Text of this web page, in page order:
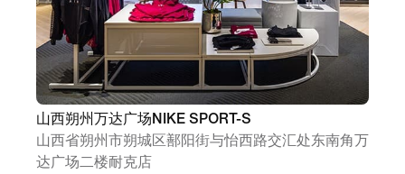
山西朔州万达广场NIKE SPORT-S
山西省朔州市朔城区鄯阳街与怡西路交汇处东南角万
达广场二楼耐克店